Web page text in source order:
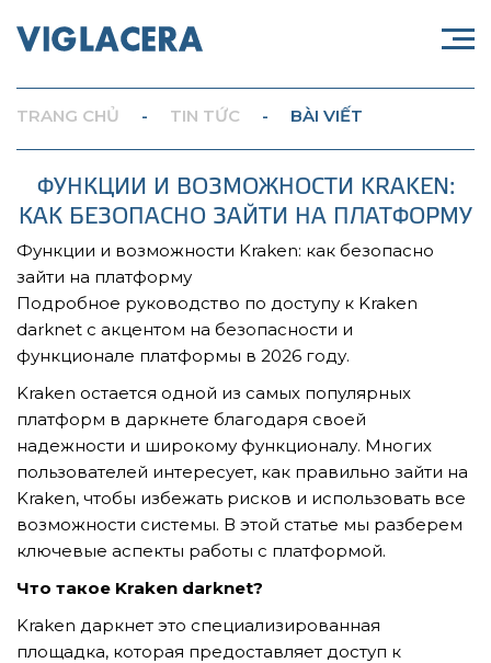
TƯ VẤN MIỄN PHÍ VỀ SẢN PHẨM
TRANG CHỦ - TIN TỨC - BÀI VIẾT
ФУНКЦИИ И ВОЗМОЖНОСТИ KRAKEN:
КАК БЕЗОПАСНО ЗАЙТИ НА ПЛАТФОРМУ
Функции и возможности Kraken: как безопасно
зайти на платформу
Подробное руководство по доступу к Kraken
darknet с акцентом на безопасности и
функционале платформы в 2026 году.
Kraken остается одной из самых популярных
платформ в даркнете благодаря своей
надежности и широкому функционалу. Многих
пользователей интересует, как правильно зайти на
Kraken, чтобы избежать рисков и использовать все
возможности системы. В этой статье мы разберем
ключевые аспекты работы с платформой.
Что такое Kraken darknet?
Kraken даркнет это специализированная
площадка, которая предоставляет доступ к